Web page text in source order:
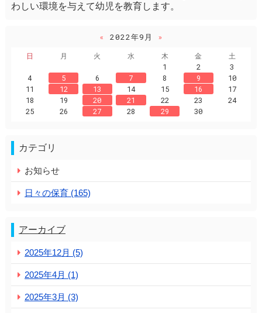
わしい環境を与えて幼児を教育します。
« 2022年9月
»
日
月 火 水 木 金
土
1
2
3
4
5 6 7 8 9
10
11
12 13 14 15 16
17
18
19 20 21 22 23
24
25
26 27 28 29 30
カテゴリ
お知らせ
日々の保育 (165)
アーカイブ
2025年12月 (5)
2025年4月 (1)
2025年3月 (3)